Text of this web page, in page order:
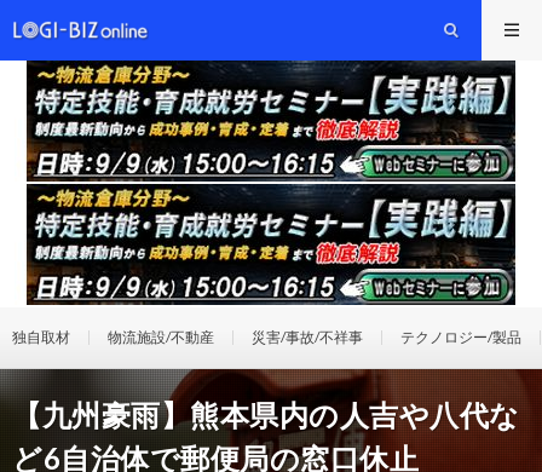
独自取材 物流施設/不動産 災害/事故/不祥事 テクノロジー/製品
【九州豪雨】熊本県内の人吉や八代な
ど6自治体で郵便局の窓口休止